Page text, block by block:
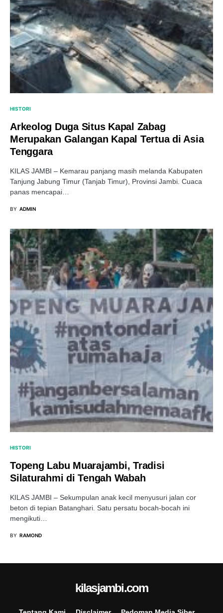
HISTORI
Arkeolog Duga Situs Kapal Zabag
Merupakan Galangan Kapal Tertua di Asia
Tenggara
KILAS JAMBI – Kemarau panjang masih melanda Kabupaten
Tanjung Jabung Timur (Tanjab Timur), Provinsi Jambi. Cuaca
panas mencapai…
BY ADMIN
HISTORI
Topeng Labu Muarajambi, Tradisi
Silaturahmi di Tengah Wabah
KILAS JAMBI – Sekumpulan anak kecil menyusuri jalan cor
beton di tepian Batanghari. Satu persatu bocah-bocah ini
mengikuti…
BY RAMOND
kilasjambi.com